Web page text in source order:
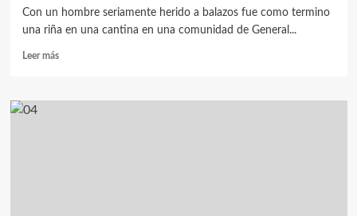
Con un hombre seriamente herido a balazos fue como termino
una riña en una cantina en una comunidad de General...
Leer más